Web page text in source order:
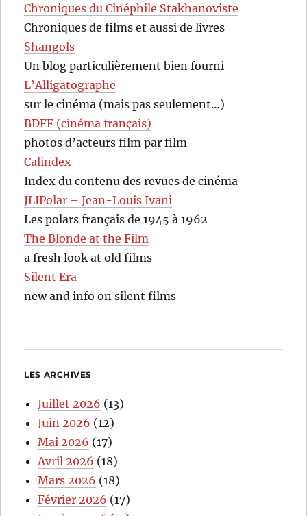
Chroniques du Cinéphile Stakhanoviste
Chroniques de films et aussi de livres
Shangols
Un blog particulièrement bien fourni
L’Alligatographe
sur le cinéma (mais pas seulement…)
BDFF (cinéma français)
photos d’acteurs film par film
Calindex
Index du contenu des revues de cinéma
JLIPolar – Jean-Louis Ivani
Les polars français de 1945 à 1962
The Blonde at the Film
a fresh look at old films
Silent Era
new and info on silent films
LES ARCHIVES
Juillet 2026 (13)
Juin 2026 (12)
Mai 2026 (17)
Avril 2026 (18)
Mars 2026 (18)
Février 2026 (17)